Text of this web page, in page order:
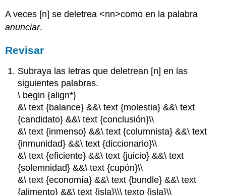
A veces [n] se deletrea <nn>como en la palabra
anunciar.
Revisar
Subraya las letras que deletrean [n] en las
siguientes palabras.
\ begin {align*}
&\ text {balance} &&\ text {molestia} &&\ text
{candidato} &&\ text {conclusión}\\
&\ text {inmenso} &&\ text {columnista} &&\ text
{inmunidad} &&\ text {diccionario}\\
&\ text {eficiente} &&\ text {juicio} &&\ text
{solemnidad} &&\ text {cupón}\\
&\ text {economía} &&\ text {bundle} &&\ text
{alimento} &&\ text {isla}\\\ texto {isla}\\